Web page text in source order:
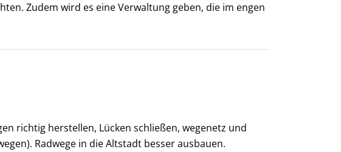
Zudem wird es eine Verwaltung geben, die im engen
richtig herstellen, Lücken schließen, wegenetz und
Radwege in die Altstadt besser ausbauen.